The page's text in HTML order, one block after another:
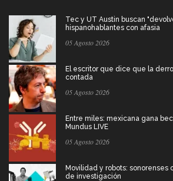
Tec y UT Austin buscan
hispanohablantes con afasia
05 Agosto 2026
El escritor que dice que la
contada
05 Agosto 2026
Entre miles: mexicana gana
Mundus LIVE
05 Agosto 2026
Movilidad y robots: sonorenses
de investigación